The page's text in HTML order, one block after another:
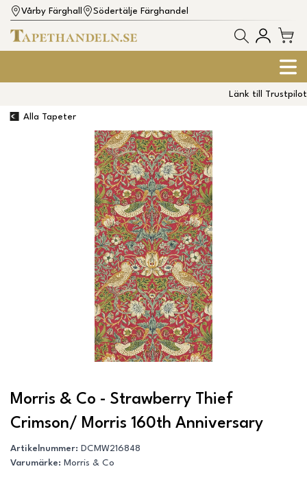
Vårby Färghall Södertälje Färghandel
Länk till Trustpilot
Alla Tapeter
Morris & Co - Strawberry Thief
Crimson/ Morris 160th Anniversary
Artikelnummer: DCMW216848
Varumärke: Morris & Co